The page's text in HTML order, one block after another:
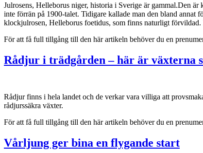
Julrosens, Helleborus niger, historia i Sverige är gammal.Den
inte förrän på 1900-talet. Tidigare kallade man den bland annat
klockjulrosen, Helleborus foetidus, som finns naturligt
För att få full tillgång till den här artikeln behöver du en
Rådjur i trädgården – här är växterna
Rådjur finns i hela landet och de verkar vara villiga att
rådjurssäkra växter.
För att få full tillgång till den här artikeln behöver du en
Vårljung ger bina en flygande start